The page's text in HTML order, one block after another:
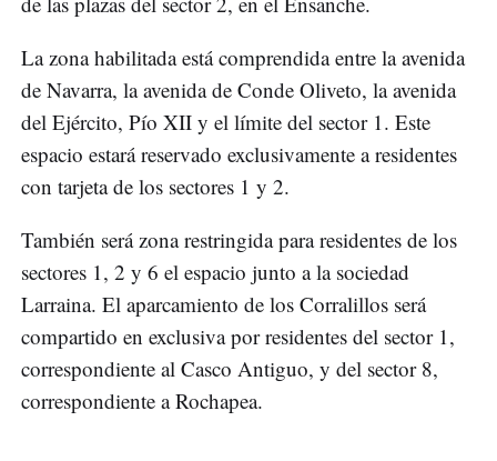
La zona habilitada está comprendida entre la avenida
de Navarra, la avenida de Conde Oliveto, la avenida
del Ejército, Pío XII y el límite del sector 1. Este
espacio estará reservado exclusivamente a residentes
con tarjeta de los sectores 1 y 2.
También será zona restringida para residentes de los
sectores 1, 2 y 6 el espacio junto a la sociedad
Larraina. El aparcamiento de los Corralillos será
compartido en exclusiva por residentes del sector 1,
correspondiente al Casco Antiguo, y del sector 8,
correspondiente a Rochapea.